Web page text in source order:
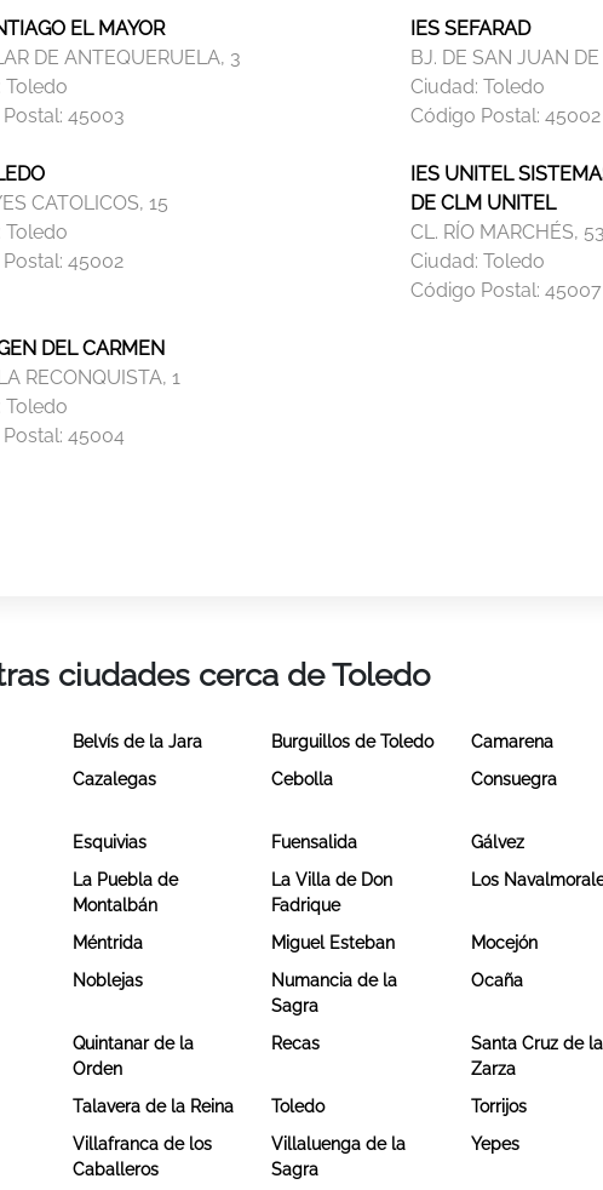
EL MAYOR
DE ANTEQUERUELA, 3
Toledo
Postal:45003
IES SEFARAD
BJ. DE SAN JUAN
Ciudad: Toledo
Código Postal: 45002
CATOLICOS, 15
Toledo
Postal:45002
IES UNITEL
DE CLM UNITEL
CL. RÍO MARCHÉS, 53
Ciudad: Toledo
Código Postal: 45007
DEL CARMEN
RECONQUISTA, 1
Toledo
Postal:45004
ciudades cerca de Toledo
Belvís de la Jara Burguillos de Toledo
Camarena
Cazalegas Cebolla Consuegra
Esquivias Fuensalida
Gálvez
La Puebla de
Montalbán
La Villa de Don
Fadrique
Los
Méntrida Miguel Esteban
Mocejón
Noblejas
Numancia de la
Sagra
Ocaña
Quintanar de la
Orden
Recas
Santa Cruz de la
Zarza
Talavera de la Reina Toledo
Torrijos
Villafranca de los
Caballeros
Villaluenga de la
Sagra
Yepes